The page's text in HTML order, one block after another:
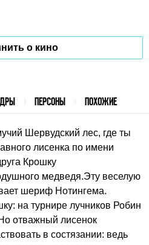
о кино
ПЕРСОНЫ ПОХОЖИЕ
Шервудский лес, где ты
лисенка по имени
Крошку
медведя.Эту веселую
шериф Нотингема.
на турнире лучников Робин
отважный лисенок
в состязании: ведь